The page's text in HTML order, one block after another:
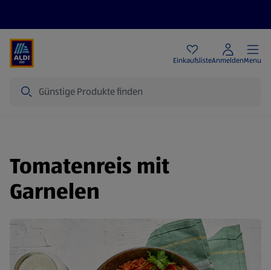
EinkaufslisteAnmeldenMenu
Tomatenreis mit
Garnelen